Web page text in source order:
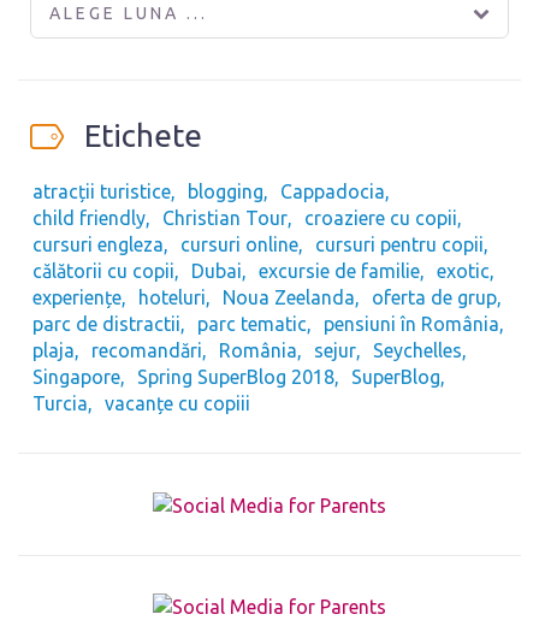
ALEGE LUNA ...
Etichete
atracții turistice blogging
Cappadocia
child friendly
Christian Tour
croaziere cu copii
cursuri engleza
cursuri online
cursuri pentru copii
călătorii cu copii
Dubai excursie de familie
exotic
experiențe
hoteluri Noua Zeelanda
oferta de grup
parc de distractii
parc tematic
pensiuni în România
plaja
recomandări România sejur
Seychelles
Singapore
Spring SuperBlog 2018
SuperBlog
Turcia
vacanțe cu copiii